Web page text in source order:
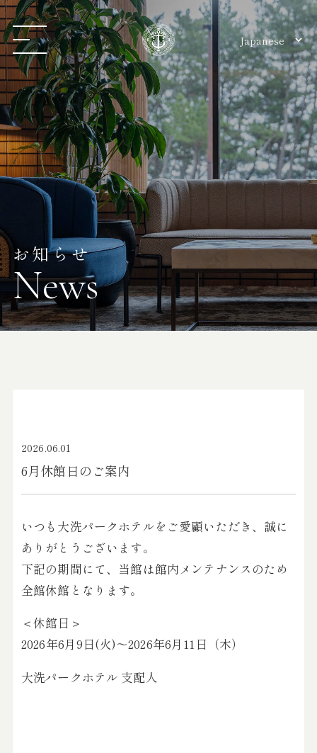
お知らせ
News
2026.06.01
6月休館日のご案内
いつも大洗パークホテルをご愛顧いただき、誠に
ありがとうございます。
下記の期間にて、当館は館内メンテナンスのため
全館休館となります。
＜休館日＞
2026年6月9日(火)～2026年6月11日（木）
大洗パークホテル 支配人